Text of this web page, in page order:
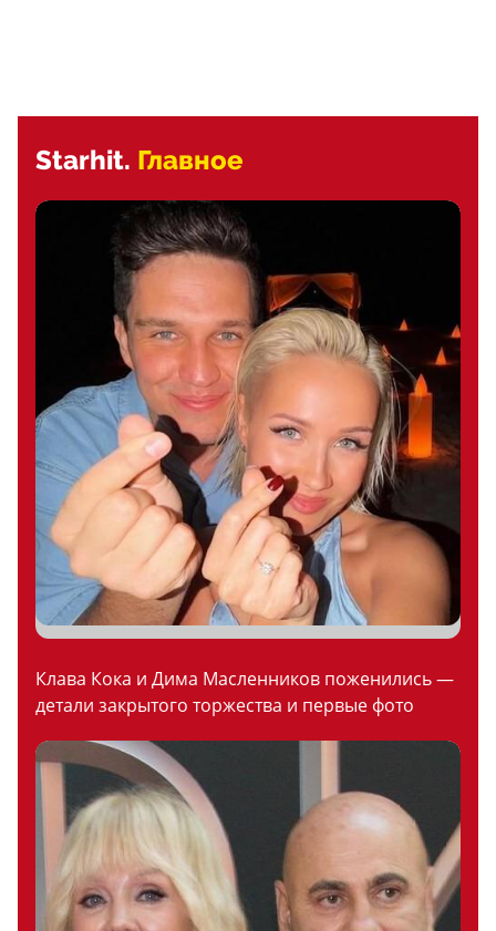
Starhit. Главное
Клава Кока и Дима Масленников поженились —
детали закрытого торжества и первые фото